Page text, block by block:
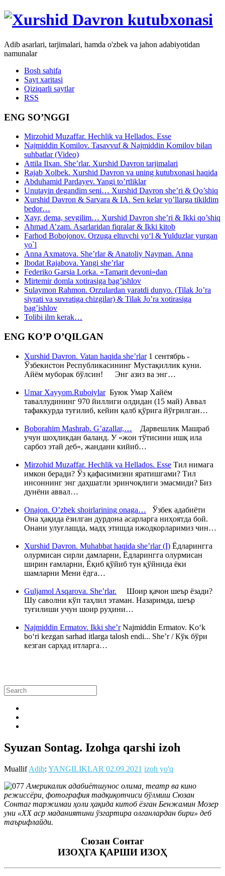
Adib asarlari, tarjimalari, hamda o'zbek va jahon adabiyotidan
namunalar
Bosh sahifa
Sayt xaritasi
Qiziqarli saytlar
RSS
ENG SO’NGGI
Mirzohid Muzaffar. Hechlik va Hellados. Esse
Najmiddin Komilov. Tasavvuf & Najmiddin Komilov bilan
suhbatlar (Video)
Attila Ilxan. She’rlar. Xurshid Davron tarjimalari
Rajab Xolbek. Xurshid Davron va uning kutubxonasi haqida
Abduhamid Pardayev. Yangi to’rtliklar
Unutayin degandim seni… Xurshid Davron she’ri & Qo’shiq
Xurshid Davron & Sarvara & IA. Sen kelar yo’llarga tikildim
bedor…
Xayr, dema, sevgilim… Xurshid Davron she’ri & Ikki qo’shiq
Ahmad A’zam. Asarlaridan fiqralar & Ikki kitob
Farhod Bobojonov. Orzuga eltuvchi yo‘l & Yulduzlar yurgan
yo`l
Anna Axmatova. She’rlar & Anatoliy Nayman. Anna
Ibodat Rajabova. Yangi she’rlar
Federiko Garsia Lorka. «Tamarit devoni»dan
Mirtemir domla xotirasiga bag’ishlov
Sulaymon Rahmon. Orzulardan yaratdi dunyo. (Tilak Jo’ra
siyrati va suvratiga chizgilar) & Tilak Jo’ra xotirasiga
bag’ishlov
Tolibi ilm kerak…
ENG KO’P O’QILGAN
Xurshid Davron. Vatan haqida she’rlar1 сентябрь -
Ўзбекистон Республикасининг Мустақиллик куни.
Айём муборак бўлсин! Энг азиз ва энг…
Umar Xayyom.RuboiylarБуюк Умар Хайём
таваллудининг 970 йиллиги олдидан (15 май) Аввал
тафаккурда туғилиб, кейин қалб қўрига йўғрилган…
Boborahim Mashrab. G’azallar,… Дарвешлик Машраб
учун шоҳликдан баланд. У «жон тўтисини ишқ ила
сарбоз этай деб», жандани кийиб…
Mirzohid Muzaffar. Hechlik va Hellados. Esse Тил нимага
имкон беради? Ўз қафасимизни яратишгами? Тил
инсоннинг энг даҳшатли эринчоқлиги эмасмиди? Биз
дунёни аввал…
Onajon. O’zbek shoirlarining onaga… Ўзбек адабиёти
Она ҳақида ёзилган дурдона асарларга ниҳоятда бой.
Онани улуғлашда, мадҳ этишда ижодкорларимиз чин…
Xurshid Davron. Muhabbat haqida she’rlar (I) Ёдларингга
олурмисан сирли дамларни, Ёдларингга олурмисан
ширин ғамларни, Ёқиб қўйиб тун қўйнида ёки
шамларни Мени ёдга…
Guljamol Asqarova. She’rlar. Шоир қачон шеър ёзади?
Шу саволни кўп таҳлил этаман. Назаримда, шеър
туғилиши учун шоир руҳини…
Najmiddin Ermatov. Ikki she’rNajmiddin Ermatov. Ko‘k
bo‘ri kezgan sarhad itlarga talosh endi... She’r / Кўк бўри
кезган сарҳад итларга…
Syuzan Sontag. Izohga qarshi izoh
MuallifAdib: YANGILIKLAR 02.09.2021 izoh yo'q
Америкалик адабиётшунос олима, театр ва кино
режиссёри, фотография тадқиқотчиси бўлмиш Сюзан
Сонтаг таржимаи ҳоли ҳақида китоб ёзган Бенжамин Мозер
уни «ХХ аср маданиятини ўзгартира олганлардан бири» деб
таърифлайди.
Сюзан Сонтаг
ИЗОҲГА ҚАРШИ ИЗОҲ